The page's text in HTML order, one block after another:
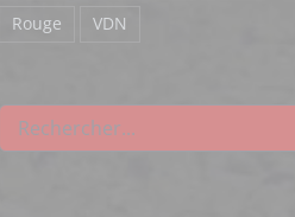
Rouge
VDN